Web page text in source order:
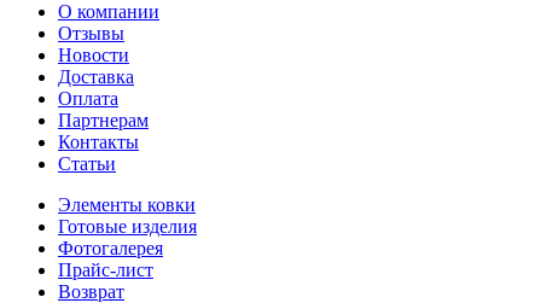
О компании
Отзывы
Новости
Доставка
Оплата
Партнерам
Контакты
Статьи
Элементы ковки
Готовые изделия
Фотогалерея
Прайс-лист
Возврат